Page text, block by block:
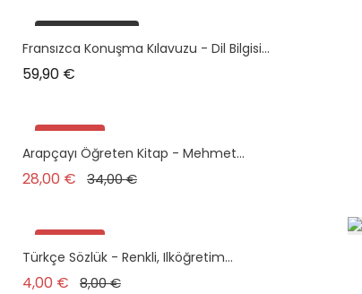
plus en stock
Fransızca Konuşma Kılavuzu - Dil Bilgisi...
59,90 €
Promo !
Arapçayı Öğreten Kitap - Mehmet...
28,00 € Prix de base
34,00 €Prix
Promo !
Türkçe Sözlük - Renkli, Ilköğretim...
4,00 € Prix de base
8,00 €Prix